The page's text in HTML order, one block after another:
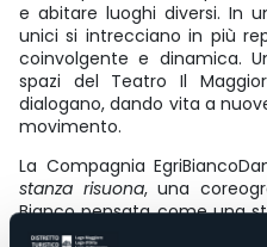
e abitare luoghi diversi. In
unici si intrecciano in più
coinvolgente e dinamica.
spazi del Teatro Il
dialogano, dando vita a
movimento.
La Compagnia
stanza risuona, una
Bianco pensata come una
adattarsi e rimodularsi in